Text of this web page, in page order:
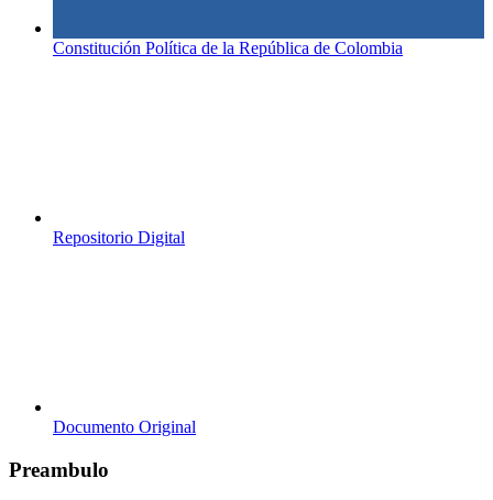
Constitución Política de la República de Colombia
Repositorio Digital
Documento Original
Preambulo